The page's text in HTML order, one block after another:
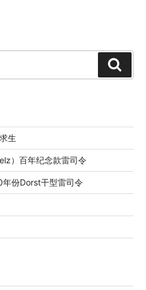
生
）百年纪念款雷司令
份Dorst干型雷司令